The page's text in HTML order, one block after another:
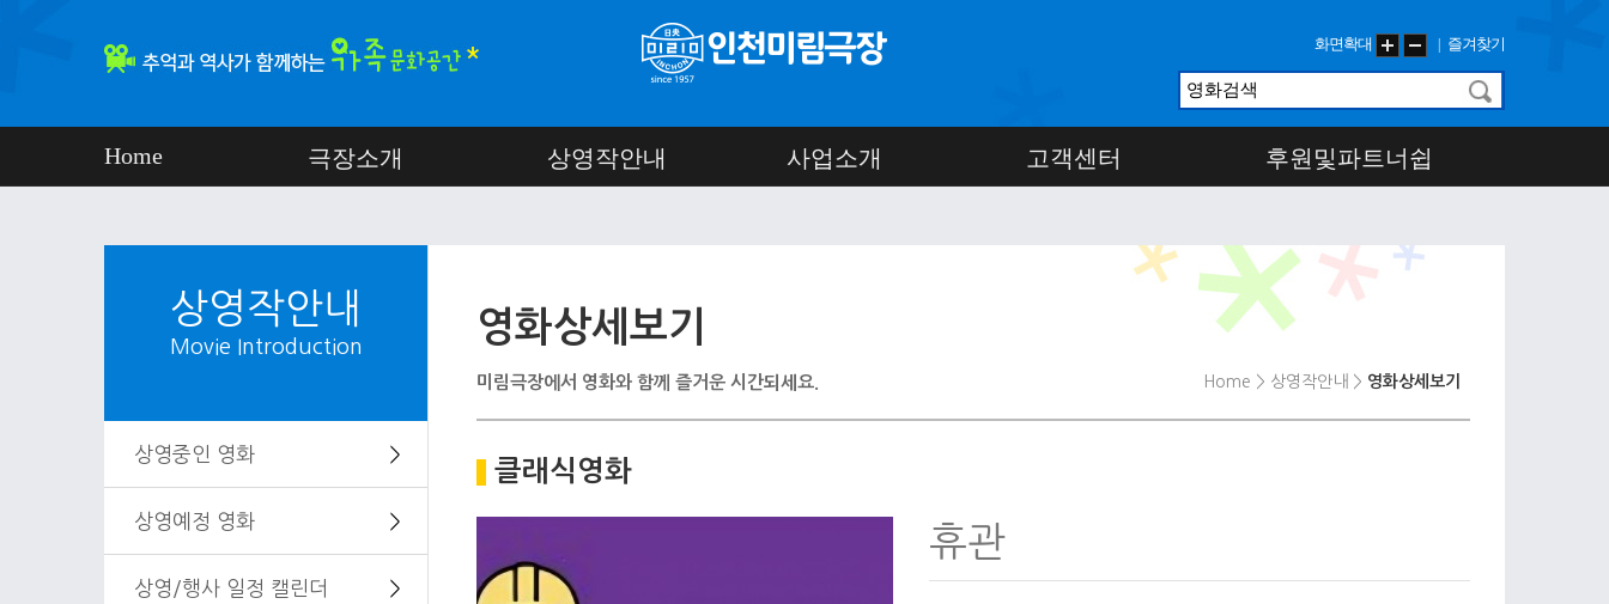
화면확대 즐겨찾기
Home 극장소개 상영작안내 사업소개 고객센터 후원및파트너쉽
상영작안내
Movie Introduction
상영중인 영화 ＞
상영예정 영화 ＞
상영/행사 일정 캘린더 ＞
영화상세보기
미림극장에서 영화와 함께 즐거운 시간되세요. Home > 상영작안내 > 영화상세보기
클래식영화
휴관